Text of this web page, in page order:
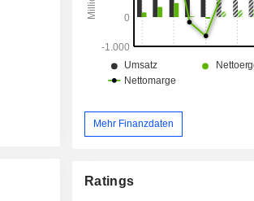
Standorte sowie weitere Abstellplätze.
Mehr Finanzdaten
Ratings